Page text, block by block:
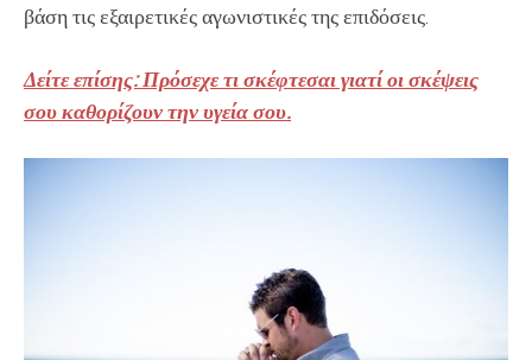
βάση τις εξαιρετικές αγωνιστικές της επιδόσεις.
Δείτε επίσης: Πρόσεχε τι σκέφτεσαι γιατί οι σκέψεις
σου καθορίζουν την υγεία σου.